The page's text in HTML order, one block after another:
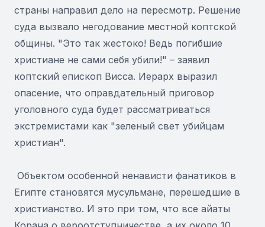
страны направил дело на пересмотр. Решение
суда вызвало негодование местной коптской
общины. "Это так жестоко! Ведь погибшие
христиане не сами себя убили!" – заявил
коптский епископ Висса. Иерарх выразил
опасение, что оправдательный приговор
уголовного суда будет рассматриваться
экстремистами как "зеленый свет убийцам
христиан".
Объектом особенной ненависти фанатиков в
Египте становятся мусульмане, перешедшие в
христианство. И это при том, что все айаты